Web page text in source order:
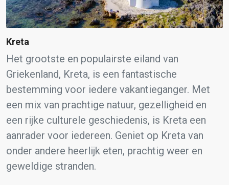
Kreta
Het grootste en populairste eiland van
Griekenland, Kreta, is een fantastische
bestemming voor iedere vakantieganger. Met
een mix van prachtige natuur, gezelligheid en
een rijke culturele geschiedenis, is Kreta een
aanrader voor iedereen. Geniet op Kreta van
onder andere heerlijk eten, prachtig weer en
geweldige stranden.